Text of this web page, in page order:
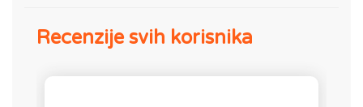
Recenzije svih korisnika